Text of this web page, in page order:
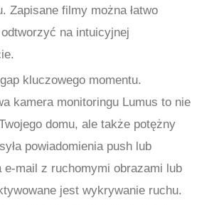
Zapisane filmy można łatwo
na intuicyjnej
kluczowego momentu.
kamera monitoringu Lumus to nie
domu, ale także potężny
powiadomienia push lub
e-mail z ruchomymi obrazami lub
jest wykrywanie ruchu.